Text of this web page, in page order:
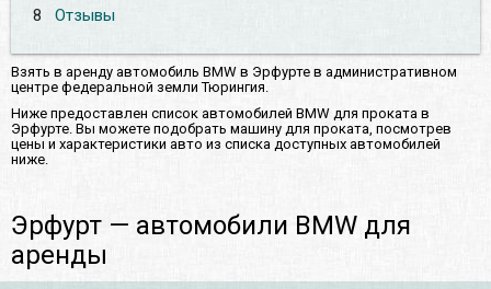
8
Отзывы
Взять в аренду автомобиль BMW в Эрфурте в административном
центре федеральной земли Тюрингия.
Ниже предоставлен список автомобилей BMW для проката в
Эрфурте. Вы можете подобрать машину для проката, посмотрев
цены и характеристики авто из списка доступных автомобилей
ниже.
Эрфурт — автомобили BMW для
аренды